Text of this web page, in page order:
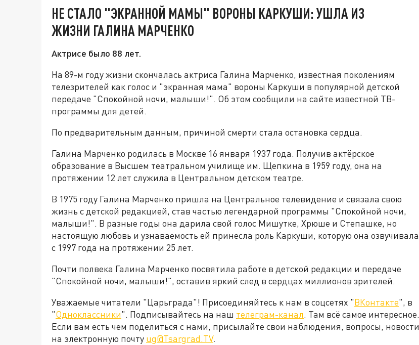
НЕ СТАЛО "ЭКРАННОЙ МАМЫ" ВОРОНЫ КАРКУШИ: УШЛА ИЗ
ЖИЗНИ ГАЛИНА МАРЧЕНКО
Актрисе было 88 лет.
На 89-м году жизни скончалась актриса Галина Марченко, известная поколениям
телезрителей как голос и "экранная мама" вороны Каркуши в популярной детской
передаче "Спокойной ночи, малыши!". Об этом сообщили на сайте известной ТВ-
программы для детей.
По предварительным данным, причиной смерти стала остановка сердца.
Галина Марченко родилась в Москве 16 января 1937 года. Получив актёрское
образование в Высшем театральном училище им. Щепкина в 1959 году, она на
протяжении 12 лет служила в Центральном детском театре.
В 1975 году Галина Марченко пришла на Центральное телевидение и связала свою
жизнь с детской редакцией, став частью легендарной программы "Спокойной ночи,
малыши!". В разные годы она дарила свой голос Мишутке, Хрюше и Степашке, но
настоящую любовь и узнаваемость ей принесла роль Каркуши, которую она озвучивала
с 1997 года на протяжении 25 лет.
Почти полвека Галина Марченко посвятила работе в детской редакции и передаче
"Спокойной ночи, малыши!", оставив яркий след в сердцах миллионов зрителей.
Уважаемые читатели "Царьграда"! Присоединяйтесь к нам в соцсетях "ВКонтакте", в
"Одноклассники". Подписывайтесь на наш телеграм-канал. Там всё самое интересное.
Если вам есть чем поделиться с нами, присылайте свои наблюдения, вопросы, новости
на электронную почту ug@Tsargrad.TV.